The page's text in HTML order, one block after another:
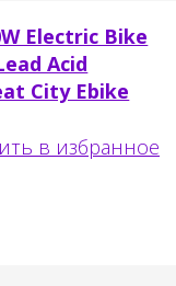
Electric Bike
Acid
City Ebike